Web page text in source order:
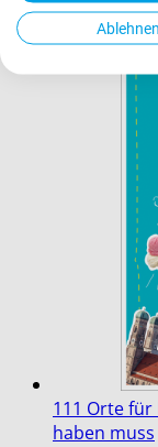
111 Orte
haben muss
Ablehnen